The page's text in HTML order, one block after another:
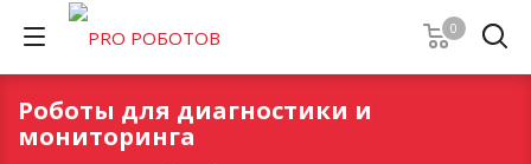
0
Роботы для диагностики и
мониторинга